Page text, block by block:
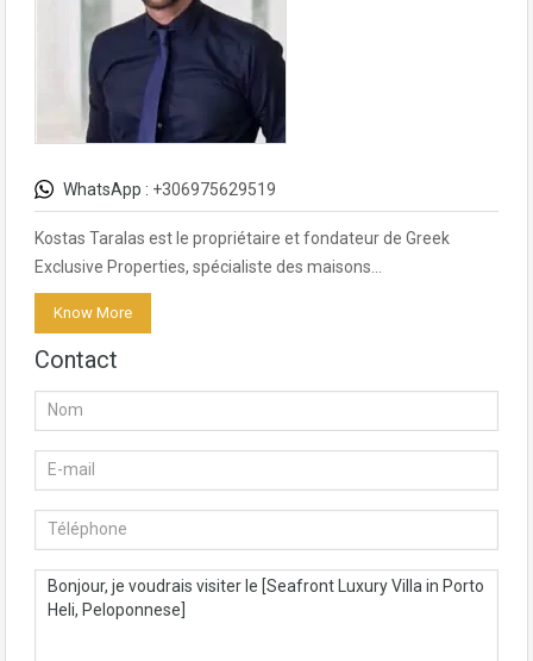
WhatsApp : +306975629519
Kostas Taralas est le propriétaire et fondateur de Greek
Exclusive Properties, spécialiste des maisons…
Know More
Contact